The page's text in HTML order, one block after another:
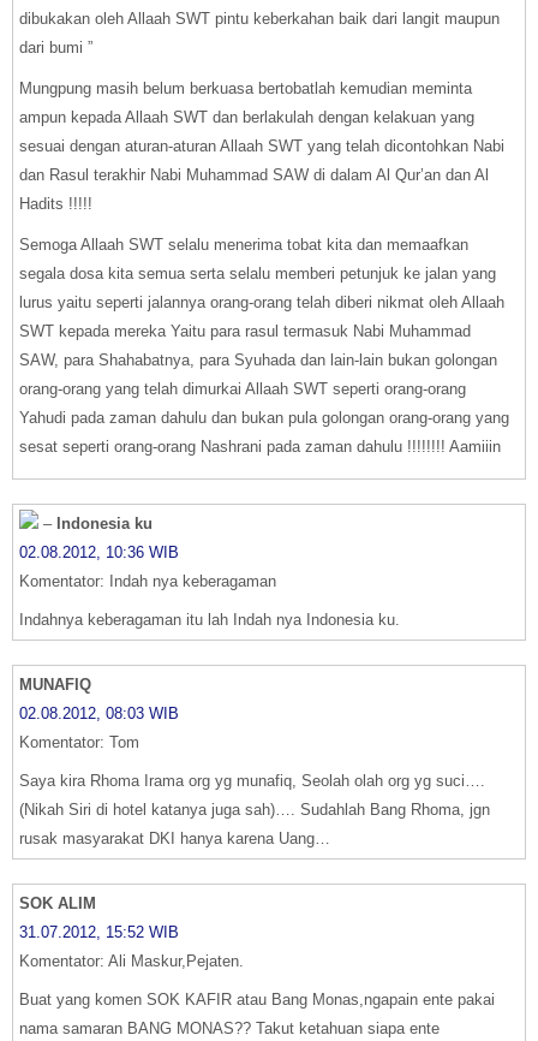
dibukakan oleh Allaah SWT pintu keberkahan baik dari langit maupun
dari bumi ”
Mungpung masih belum berkuasa bertobatlah kemudian meminta
ampun kepada Allaah SWT dan berlakulah dengan kelakuan yang
sesuai dengan aturan-aturan Allaah SWT yang telah dicontohkan Nabi
dan Rasul terakhir Nabi Muhammad SAW di dalam Al Qur’an dan Al
Hadits !!!!!
Semoga Allaah SWT selalu menerima tobat kita dan memaafkan
segala dosa kita semua serta selalu memberi petunjuk ke jalan yang
lurus yaitu seperti jalannya orang-orang telah diberi nikmat oleh Allaah
SWT kepada mereka Yaitu para rasul termasuk Nabi Muhammad
SAW, para Shahabatnya, para Syuhada dan lain-lain bukan golongan
orang-orang yang telah dimurkai Allaah SWT seperti orang-orang
Yahudi pada zaman dahulu dan bukan pula golongan orang-orang yang
sesat seperti orang-orang Nashrani pada zaman dahulu !!!!!!!! Aamiiin
– Indonesia ku
02.08.2012, 10:36 WIB
Komentator: Indah nya keberagaman
Indahnya keberagaman itu lah Indah nya Indonesia ku.
MUNAFIQ
02.08.2012, 08:03 WIB
Komentator: Tom
Saya kira Rhoma Irama org yg munafiq, Seolah olah org yg suci….
(Nikah Siri di hotel katanya juga sah)…. Sudahlah Bang Rhoma, jgn
rusak masyarakat DKI hanya karena Uang…
SOK ALIM
31.07.2012, 15:52 WIB
Komentator: Ali Maskur,Pejaten.
Buat yang komen SOK KAFIR atau Bang Monas,ngapain ente pakai
nama samaran BANG MONAS?? Takut ketahuan siapa ente